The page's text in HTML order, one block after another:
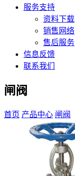
服务支持
资料下载
销售网络
售后服务
信息反馈
联系我们
闸阀
首页 产品中心 闸阀